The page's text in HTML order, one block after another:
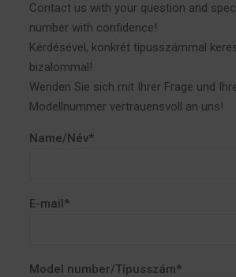
Contact us with your question and
number with confidence!
Kérdésével, konkrét típusszámmal
bizalommal!
Wenden Sie sich mit Ihrer Frage und
Modellnummer vertrauensvoll an uns!
Name/Név*
E-mail*
Model number/Típusszám*